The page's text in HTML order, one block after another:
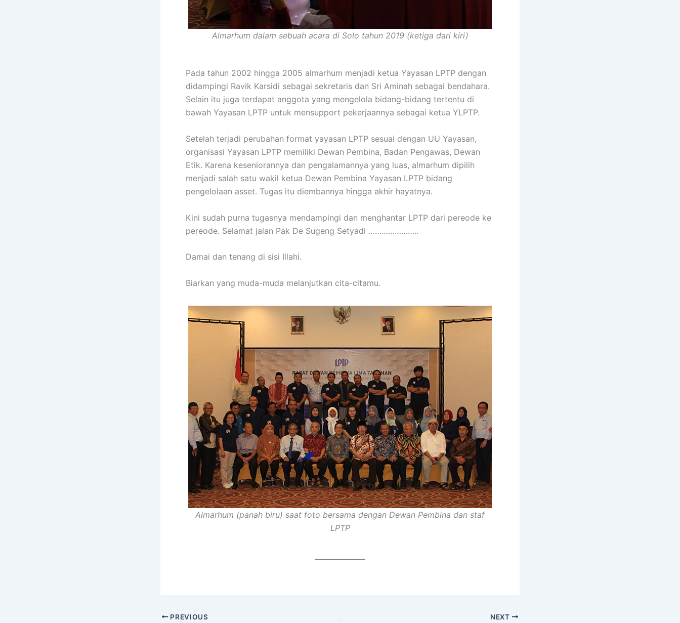
Almarhum dalam sebuah acara di Solo tahun 2019 (ketiga dari kiri)
Pada tahun 2002 hingga 2005 almarhum menjadi ketua Yayasan LPTP dengan
didampingi Ravik Karsidi sebagai sekretaris dan Sri Aminah sebagai bendahara.
Selain itu juga terdapat anggota yang mengelola bidang-bidang tertentu di
bawah Yayasan LPTP untuk mensupport pekerjaannya sebagai ketua YLPTP.
Setelah terjadi perubahan format yayasan LPTP sesuai dengan UU Yayasan,
organisasi Yayasan LPTP memiliki Dewan Pembina, Badan Pengawas, Dewan
Etik. Karena keseniorannya dan pengalamannya yang luas, almarhum dipilih
menjadi salah satu wakil ketua Dewan Pembina Yayasan LPTP bidang
pengelolaan asset. Tugas itu diembannya hingga akhir hayatnya.
Kini sudah purna tugasnya mendampingi dan menghantar LPTP dari pereode ke
pereode. Selamat jalan Pak De Sugeng Setyadi …………………..
Damai dan tenang di sisi Illahi.
Biarkan yang muda-muda melanjutkan cita-citamu.
Almarhum (panah biru) saat foto bersama dengan Dewan Pembina dan staf
LPTP
PREVIOUS NEXT